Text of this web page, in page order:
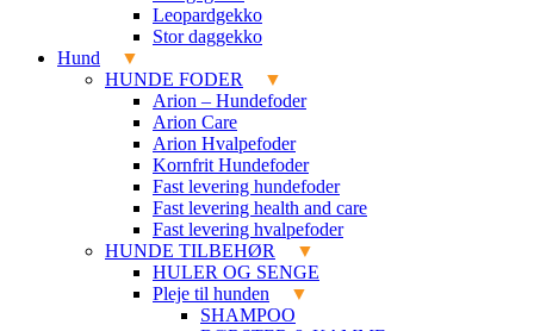
Leopardgekko
Stor daggekko
Hund
HUNDE FODER
Arion – Hundefoder
Arion Care
Arion Hvalpefoder
Kornfrit Hundefoder
Fast levering hundefoder
Fast levering health and care
Fast levering hvalpefoder
HUNDE TILBEHØR
HULER OG SENGE
Pleje til hunden
SHAMPOO